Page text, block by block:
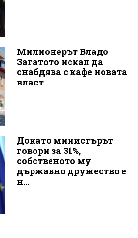
Милионерът Владо
Загатото искал да
снабдява с кафе новата
власт
Докато министърът
говори за 31%,
собственото му
държавно дружество е
н...